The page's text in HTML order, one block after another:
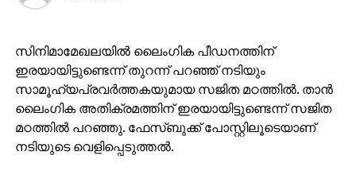
സിനിമാമേഖലയില്‍ ലൈംഗിക പീഡനത്തിന്
ഇരയായിട്ടുണ്ടെന്ന് തുറന്ന് പറഞ്ഞ് നടിയും
സാമൂഹ്യപ്രവര്‍ത്തകയുമായ സജിത മഠത്തില്‍. താന്‍
ലൈംഗിക അതിക്രമത്തിന് ഇരയായിട്ടുണ്ടെന്ന് സജിത
മഠത്തില്‍ പറഞ്ഞു. ഫേസ്ബുക്ക് പോസ്റ്റിലൂടെയാണ്
നടിയുടെ വെളിപ്പെടുത്തല്‍.